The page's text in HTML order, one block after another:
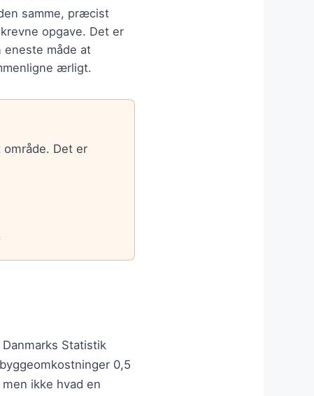
samme, præcist
opgave. Det er
eneste måde at
ærligt.
Det er
Statistik
0,5
ikke hvad en